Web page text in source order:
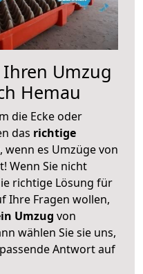
Umzug
Hemau
die Ecke oder
das richtige
wenn es Umzüge von
Wenn Sie nicht
richtige Lösung für
Ihre Fragen wollen,
Umzug von
wählen Sie sie uns,
Antwort auf